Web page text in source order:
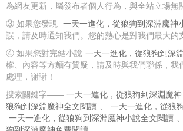
為網友更新，屬發布者個人行為，與全站立場無
③ 如果您發現 一天一進化，從狼狗到深淵魔神
誤，請及時通知我們。您的熱心是對我們最大的
④ 如果您對完結小說 一天一進化，從狼狗到深
權、內容等方麵有質疑，請及時與我們聯係，我
處理，謝謝！
搜索關鍵字—— 一天一進化，從狼狗到深淵魔神
狼狗到深淵魔神全文閱讀 、 一天一進化，從狼
一天一進化，從狼狗到深淵魔神小說全文閱讀 、